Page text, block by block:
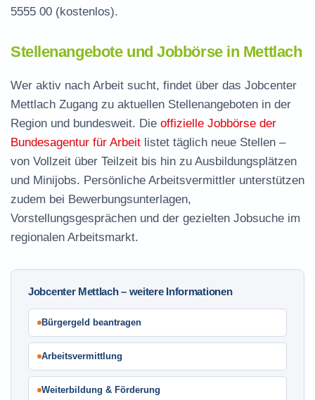
5555 00 (kostenlos).
Stellenangebote und Jobbörse in Mettlach
Wer aktiv nach Arbeit sucht, findet über das Jobcenter
Mettlach Zugang zu aktuellen Stellenangeboten in der
Region und bundesweit. Die offizielle Jobbörse der
Bundesagentur für Arbeit listet täglich neue Stellen –
von Vollzeit über Teilzeit bis hin zu Ausbildungsplätzen
und Minijobs. Persönliche Arbeitsvermittler unterstützen
zudem bei Bewerbungsunterlagen,
Vorstellungsgesprächen und der gezielten Jobsuche im
regionalen Arbeitsmarkt.
Jobcenter Mettlach – weitere Informationen
Bürgergeld beantragen
Arbeitsvermittlung
Weiterbildung & Förderung